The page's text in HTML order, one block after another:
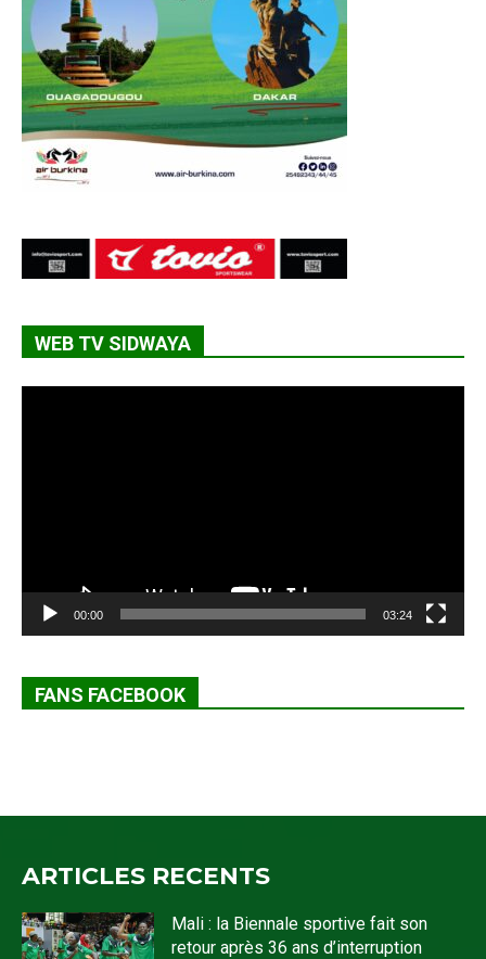
WEB TV SIDWAYA
00:00 03:24
FANS FACEBOOK
ARTICLES RECENTS
Mali : la Biennale sportive fait son
retour après 36 ans d’interruption